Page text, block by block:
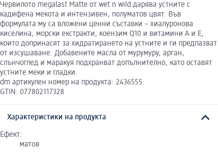
Червилото megalast Matte от wet n wild дарява устните с
кадифена мекота и интензивен, полуматов цвят. Във
формулата му са вложени ценни съставки – хиалуронова
киселина, морски екстракти, коензим Q10 и витамини А и Е,
които допринасят за хидратирането на устните и ги предпазват
от изсушаване. Добавените масла от мурумуру, арган,
слънчоглед и маракуя подхранват допълнително, като оставят
устните меки и гладки.
dm артикулен номер на продукта: 2436555
GTIN: 077802117328
Характеристики на продукта
Ефект:
матов